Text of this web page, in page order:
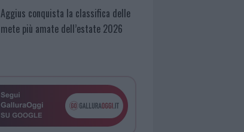
Aggius conquista la classifica delle
mete più amate dell’estate 2026